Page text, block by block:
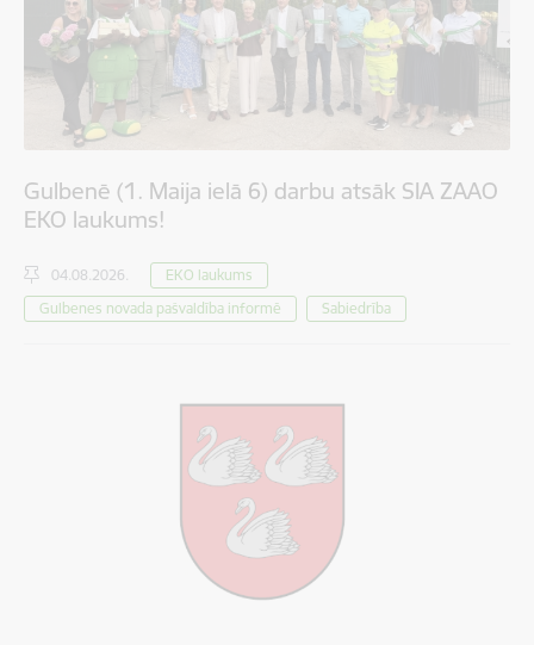
Gulbenē (1. Maija ielā 6) darbu atsāk SIA ZAAO
EKO laukums!
04.08.2026.
EKO laukums
Gulbenes novada pašvaldība informē
Sabiedrība